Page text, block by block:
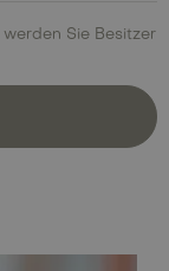
Sie Besitzer